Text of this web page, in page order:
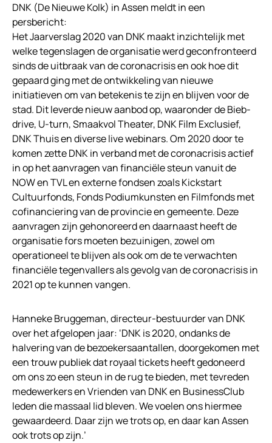
DNK (De Nieuwe Kolk) in Assen meldt in een
persbericht:
Het Jaarverslag 2020 van DNK maakt inzichtelijk met
welke tegenslagen de organisatie werd geconfronteerd
sinds de uitbraak van de coronacrisis en ook hoe dit
gepaard ging met de ontwikkeling van nieuwe
initiatieven om van betekenis te zijn en blijven voor de
stad. Dit leverde nieuw aanbod op, waaronder de Bieb-
drive, U-turn, Smaakvol Theater, DNK Film Exclusief,
DNK Thuis en diverse live webinars. Om 2020 door te
komen zette DNK in verband met de coronacrisis actief
in op het aanvragen van financiële steun vanuit de
NOW en TVL en externe fondsen zoals Kickstart
Cultuurfonds, Fonds Podiumkunsten en Filmfonds met
cofinanciering van de provincie en gemeente. Deze
aanvragen zijn gehonoreerd en daarnaast heeft de
organisatie fors moeten bezuinigen, zowel om
operationeel te blijven als ook om de te verwachten
financiële tegenvallers als gevolg van de coronacrisis in
2021 op te kunnen vangen.
Hanneke Bruggeman, directeur-bestuurder van DNK
over het afgelopen jaar: ‘DNK is 2020, ondanks de
halvering van de bezoekersaantallen, doorgekomen met
een trouw publiek dat royaal tickets heeft gedoneerd
om ons zo een steun in de rug te bieden, met tevreden
medewerkers en Vrienden van DNK en BusinessClub
leden die massaal lid bleven. We voelen ons hiermee
gewaardeerd. Daar zijn we trots op, en daar kan Assen
ook trots op zijn.’